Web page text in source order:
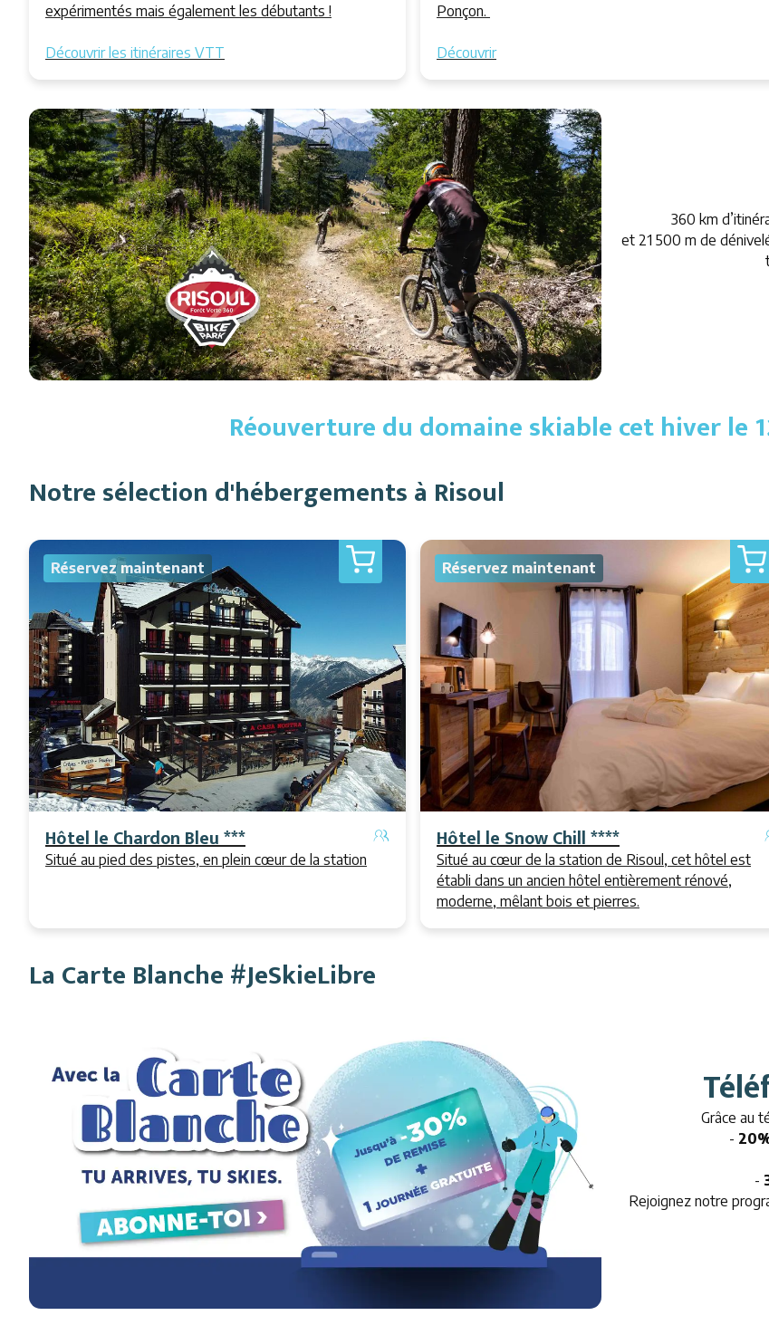
expérimentés mais également les débutants !
Découvrir les itinéraires VTT
Ponçon.
Découvrir
360 km
et 21 500 m de
Réouverture du domaine skiable cet hiver le
Notre sélection d'hébergements à Risoul
Réservez maintenant
Hôtel le Chardon Bleu ***
Situé au pied des pistes, en plein cœur de la station
Réservez maintenant
Hôtel le Snow Chill ****
Situé au cœur de la station de Risoul, cet hôtel est
établi dans un ancien hôtel entièrement rénové,
moderne, mêlant bois et pierres.
La Carte Blanche #JeSkieLibre
Grâce au
-
-
Rejoignez notre